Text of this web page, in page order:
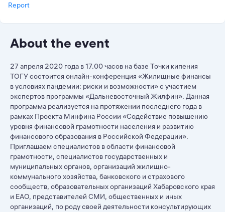
Report
About the event
27 апреля 2020 года в 17.00 часов на базе Точки кипения
ТОГУ состоится онлайн-конференция «Жилищные финансы
в условиях пандемии: риски и возможности» с участием
экспертов программы «Дальневосточный Жилфин». Данная
программа реализуется на протяжении последнего года в
рамках Проекта Минфина России «Содействие повышению
уровня финансовой грамотности населения и развитию
финансового образования в Российской Федерации».
Приглашаем специалистов в области финансовой
грамотности, специалистов государственных и
муниципальных органов, организаций жилищно-
коммунального хозяйства, банковского и страхового
сообществ, образовательных организаций Хабаровского края
и ЕАО, представителей СМИ, общественных и иных
организаций, по роду своей деятельности консультирующих